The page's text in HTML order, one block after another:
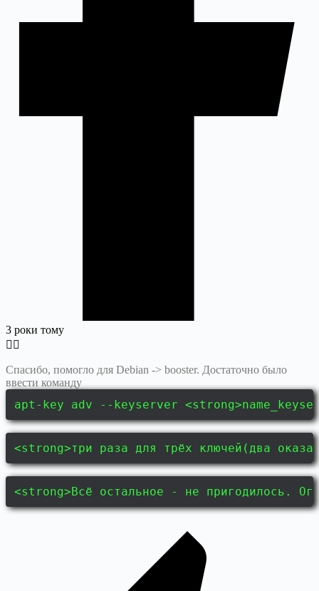
3 роки тому
Спасибо, помогло для Dеbian -> booster. Достаточно было
ввести команду
apt-key adv --keyserver
<strong>три раза для трёх ключей(два
<strong>Всё остальное - не пригодилось.